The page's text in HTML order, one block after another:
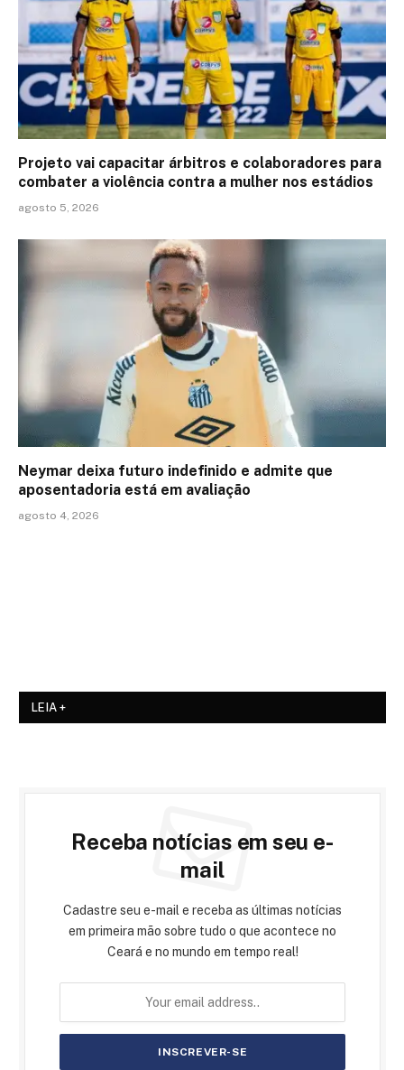
Projeto vai capacitar árbitros e colaboradores para
combater a violência contra a mulher nos estádios
agosto 5, 2026
Neymar deixa futuro indefinido e admite que
aposentadoria está em avaliação
agosto 4, 2026
LEIA +
Receba notícias em seu e-
mail
Cadastre seu e-mail e receba as últimas notícias
em primeira mão sobre tudo o que acontece no
Ceará e no mundo em tempo real!